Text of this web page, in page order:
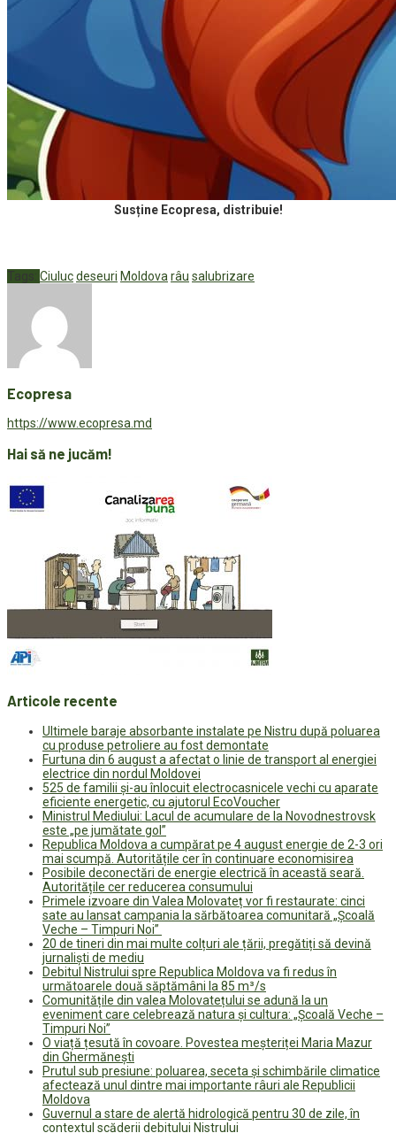
Susține Ecopresa, distribuie!
Tags: Ciulucdeseuri Moldova râu salubrizare
Ecopresa
https://www.ecopresa.md
Hai să ne jucăm!
Articole recente
Ultimele baraje absorbante instalate pe Nistru după poluarea
cu produse petroliere au fost demontate
Furtuna din 6 august a afectat o linie de transport al energiei
electrice din nordul Moldovei
525 de familii și-au înlocuit electrocasnicele vechi cu aparate
eficiente energetic, cu ajutorul EcoVoucher
Ministrul Mediului: Lacul de acumulare de la Novodnestrovsk
este „pe jumătate gol”
Republica Moldova a cumpărat pe 4 august energie de 2-3 ori
mai scumpă. Autoritățile cer în continuare economisirea
Posibile deconectări de energie electrică în această seară.
Autoritățile cer reducerea consumului
Primele izvoare din Valea Molovateț vor fi restaurate: cinci
sate au lansat campania la sărbătoarea comunitară „Școală
Veche – Timpuri Noi”
20 de tineri din mai multe colțuri ale țării, pregătiți să devină
jurnaliști de mediu
Debitul Nistrului spre Republica Moldova va fi redus în
următoarele două săptămâni la 85 m³/s
Comunitățile din valea Molovatețului se adună la un
eveniment care celebrează natura și cultura: „Școală Veche –
Timpuri Noi”
O viață țesută în covoare. Povestea meșteriței Maria Mazur
din Ghermănești
Prutul sub presiune: poluarea, seceta și schimbările climatice
afectează unul dintre mai importante râuri ale Republicii
Moldova
Guvernul a stare de alertă hidrologică pentru 30 de zile, în
contextul scăderii debitului Nistrului